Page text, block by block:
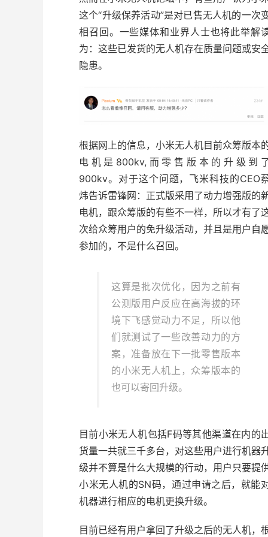
这个“升级保养活动”是对已售无人机的一次
相召回。一些媒体和业界人士也将此举解
为：这些已发货的无人机存在质量问题或安
隐患。
根据网上的信息，小米无人机目前众筹版本
电机是800kv,而零售版本的升级到
900kv。对于这个问题，飞米科技的CEO
炜告诉雷锋网：正式版采用了动力增强版的
电机，跟众筹版的有些不一样，所以才有了
次给众筹用户的免升级活动，并且是用户自
参加的，不是什么召回。
这算是批次优化，因为之前有
公测版用户反应在高海拔的环
境下飞感觉动力不足，所以他
们就测试了一些改善动力的方
案，准备放在下一批零售版本
的小米无人机上，众筹版本的
也可以寄回升级。
目前小米无人机包括F码等其他渠道在内的
货量一共就三千多台，对这些用户进行机器
级并不算是什么大规模的行动，用户只要提
小米无人机的SN码，通过申请之后，就能
机器进行相应的电机更换升级。
目前已经有用户拿回了升级之后的无人机，